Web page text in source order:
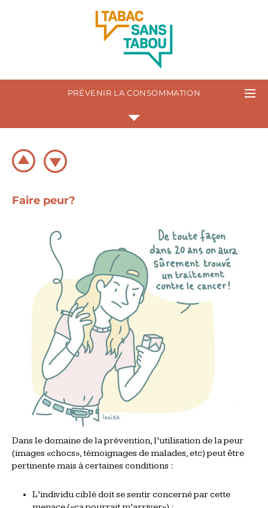
PRÉVENIR LA CONSOMMATION
Faire peur?
Dans le domaine de la prévention, l’utilisation de la peur
(images «chocs», témoignages de malades, etc) peut être
pertinente mais à certaines conditions :
L’individu ciblé doit se sentir concerné par cette